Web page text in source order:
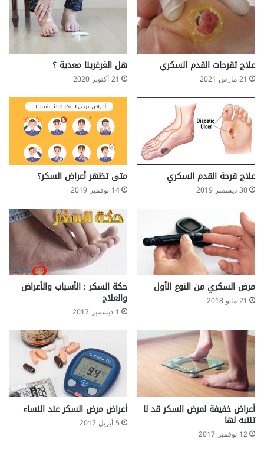
علاج تقرحات القدم السكري
21 مارس 2021
هل الغرغرينا معدية ؟
21 أكتوبر 2020
علاج قرحة القدم السكري
30 ديسمبر 2019
متى تظهر أعراض السكر؟
14 نوفمبر 2019
مرض السكري من النوع الأول
21 مايو 2018
حكة السكر : الأسباب والأعراض
والعلاج
1 ديسمبر 2017
أعراض خفيفة لمرض السكر قد لا
تنتبه لها
12 نوفمبر 2017
أعراض مرض السكر عند النساء
5 أبريل 2017